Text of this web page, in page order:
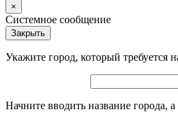
×
Системное сообщение
Закрыть
Укажите город, который требуется
Начните вводить название города,